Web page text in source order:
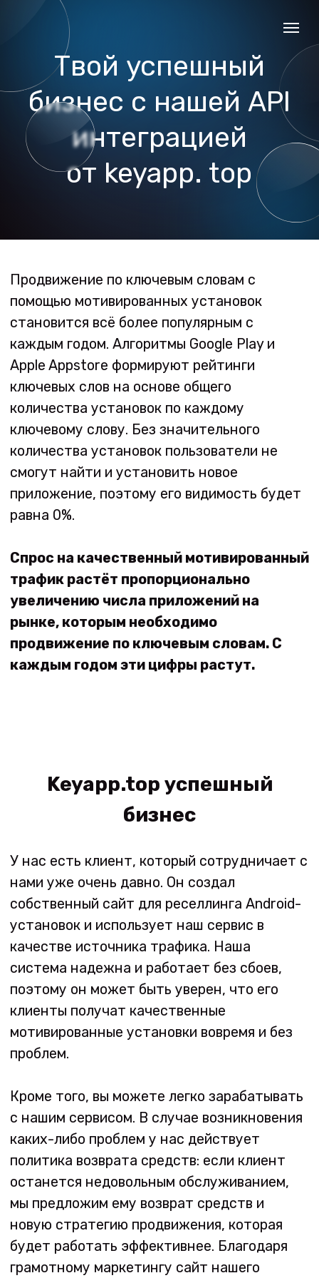
Твой успешный
бизнес с нашей API
интеграцией
от keyapp. top
ключевых слов на основе общего
ключевому слову. Без значительного
количества установок пользователи не
смогут найти и установить новое
приложение, поэтому его видимость будет
равна 0%.
трафик растёт пропорционально
увеличению числа приложений на
продвижение по ключевым словам. С
каждым годом эти цифры растут.
У нас есть клиент, который сотрудничает с
нами уже очень давно. Он создал
собственный сайт для реселлинга Android-
установок и использует наш сервис в
качестве источника трафика. Наша
Кроме того, вы можете легко зарабатывать
с нашим сервисом. В случае возникновения
каких-либо проблем у нас действует
мы предложим ему возврат средств и
новую стратегию продвижения, которая
будет работать эффективнее. Благодаря
грамотному маркетингу сайт нашего
реселлера стал одним из самых
узнаваемых на рынке! Ежедневное
количество заказов и кампаний превышает
20!
Keyapp.top успешный
бизнес
В мире развивающегося интернет-
бизнеса у многих людей появляется
больше возможностей зарабатывать
онлайн без крупных вложений. Этот
Вы можете добиться этого успеха с
нами, используя наш API-инструмент.
Зарабатывай с нами!
API (Application Programming Interface)
Это инструмент взаимодействия между